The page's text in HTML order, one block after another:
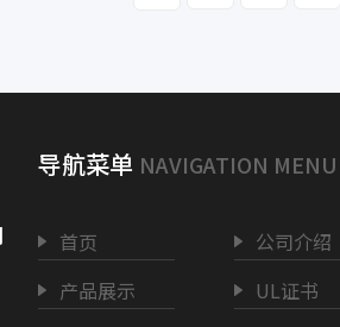
导航菜单 NAVIGATION MENU
首页
公司介绍
产品展示
UL证书